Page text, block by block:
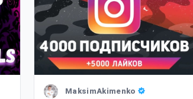
MaksimAkimenko